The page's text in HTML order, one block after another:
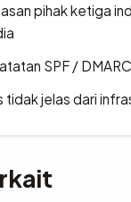
pihak ketiga
SPF / DMARC
tidak jelas dari